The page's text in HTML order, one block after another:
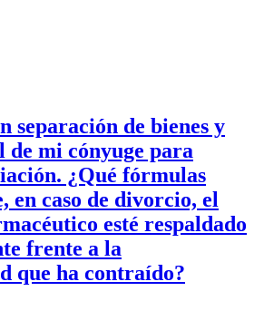
separación de bienes y
de mi cónyuge para
¿Qué fórmulas
en caso de divorcio, el
esté respaldado
frente a la
que ha contraído?